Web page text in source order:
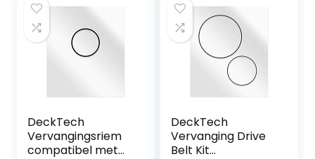
Walkman DVD
Drive CD-ROM
Draaitafel (Mix Size
26mm-120mm)
DeckTech
Vervangingsriem
compatibel met
DeckTech
Vervanging Drive
Belt Kit